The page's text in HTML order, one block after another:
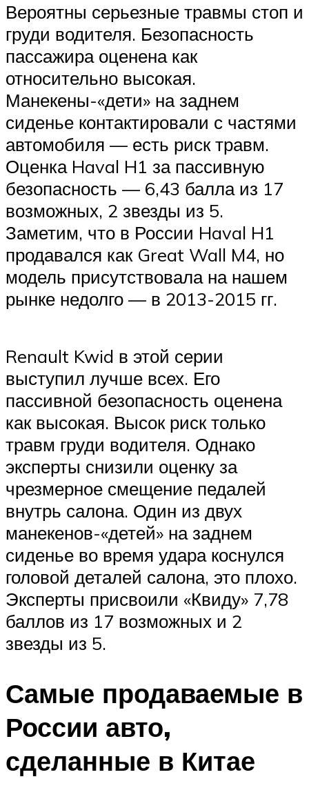
Вероятны серьезные травмы стоп и
груди водителя. Безопасность
пассажира оценена как
относительно высокая.
Манекены-«дети» на заднем
сиденье контактировали с частями
автомобиля — есть риск травм.
Оценка Haval H1 за пассивную
безопасность — 6,43 балла из 17
возможных, 2 звезды из 5.
Заметим, что в России Haval H1
продавался как Great Wall M4, но
модель присутствовала на нашем
рынке недолго — в 2013-2015 гг.
Renault Kwid в этой серии
выступил лучше всех. Его
пассивной безопасность оценена
как высокая. Высок риск только
травм груди водителя. Однако
эксперты снизили оценку за
чрезмерное смещение педалей
внутрь салона. Один из двух
манекенов-«детей» на заднем
сиденье во время удара коснулся
головой деталей салона, это плохо.
Эксперты присвоили «Квиду» 7,78
баллов из 17 возможных и 2
звезды из 5.
Самые продаваемые в
России авто,
сделанные в Китае